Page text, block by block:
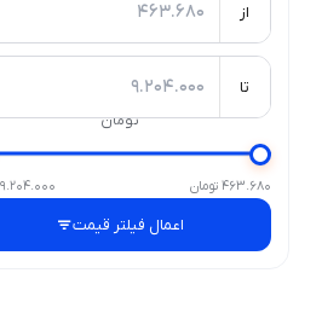
از
تا
تومان
463.680 تومان 9.204.000 تومان
اعمال فیلتر قیمت